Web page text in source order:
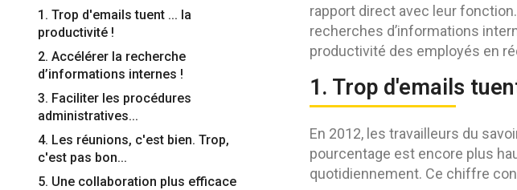
1. Trop d'emails tuent ... la
productivité !
2. Accélérer la recherche
d’informations internes !
3. Faciliter les procédures
administratives...
4. Les réunions, c'est bien. Trop,
c'est pas bon...
5. Une collaboration plus efficace
rapport direct avec leur
recherches d’informations
productivité des employés en
1. Trop d'emails
En 2012, les travailleurs du
pourcentage est encore plus
quotidiennement. Ce chiffre